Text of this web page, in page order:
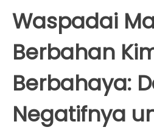
Waspadai
Berbahan
Berbahaya:
Negatifnya